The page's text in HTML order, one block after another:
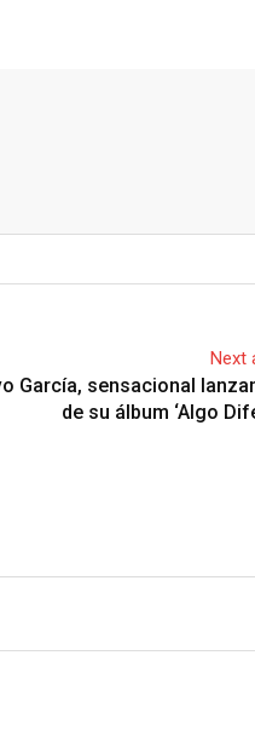
Next
García, sensacional
de su álbum ‘Algo